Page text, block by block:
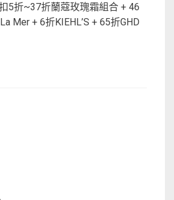
5折~37折蘭蔻玫瑰霜組合 + 46
Mer + 6折KIEHL’S + 65折GHD